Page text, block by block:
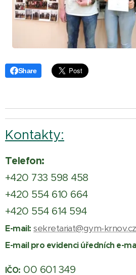
Share
Kontakty:
Telefon:
+420 733 598 458
+420 554 610 664
+420 554 614 594
E-mail: sekretariat@gym-krnov.cz
E-mail pro evidenci úředních e-
IČO: 00 601 349